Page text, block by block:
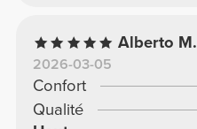
Alberto M.
2026-03-05
Confort
Qualité